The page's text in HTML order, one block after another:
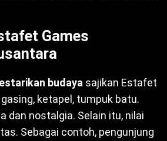
Games
budaya sajikan Estafet
ketapel, tumpuk batu.
dan nostalgia. Selain itu, nilai
Sebagai contoh, pengunjung